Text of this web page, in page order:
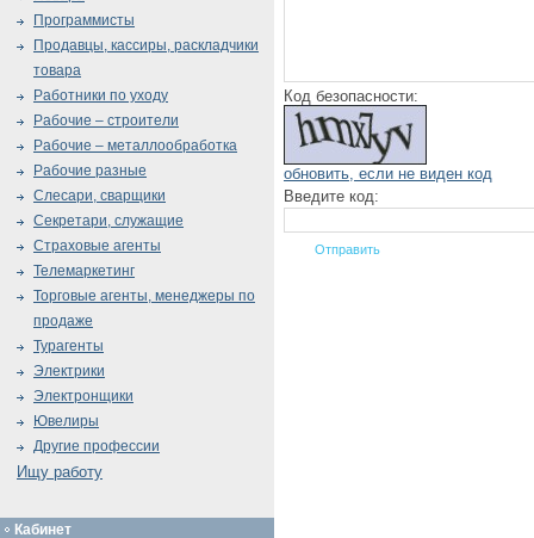
Код безопасности:
обновить, если не виден код
Введите код:
Программисты
Продавцы, кассиры, раскладчики
товара
Работники по уходу
Рабочие – строители
Рабочие – металлообработка
Рабочие разные
Слесари, сварщики
Секретари, служащие
Страховые агенты
Телемаркетинг
Торговые агенты, менеджеры по
продаже
Турагенты
Электрики
Электронщики
Ювелиры
Другие профессии
Ищу работу
Кабинет